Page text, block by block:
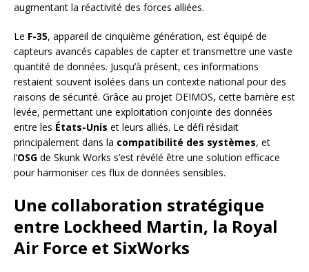
augmentant la réactivité des forces alliées.
Le F-35, appareil de cinquième génération, est équipé de
capteurs avancés capables de capter et transmettre une vaste
quantité de données. Jusqu’à présent, ces informations
restaient souvent isolées dans un contexte national pour des
raisons de sécurité. Grâce au projet DEIMOS, cette barrière est
levée, permettant une exploitation conjointe des données
entre les États-Unis et leurs alliés. Le défi résidait
principalement dans la compatibilité des systèmes, et
l’OSG de Skunk Works s’est révélé être une solution efficace
pour harmoniser ces flux de données sensibles.
Une collaboration stratégique
entre Lockheed Martin, la Royal
Air Force et SixWorks